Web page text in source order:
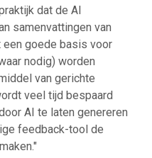
dat de AI
samenvattingen van
een goede basis voor
nodig) worden
van gerichte
veel tijd bespaard
AI te laten genereren
feedback-tool de